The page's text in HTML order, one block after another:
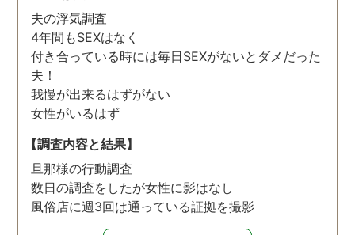
夫の浮気調査
4年間もSEXはなく
付き合っている時には毎日SEXがないとダメだった
夫！
我慢が出来るはずがない
女性がいるはず
【調査内容と結果】
旦那様の行動調査
数日の調査をしたが女性に影はなし
風俗店に週3回は通っている証拠を撮影